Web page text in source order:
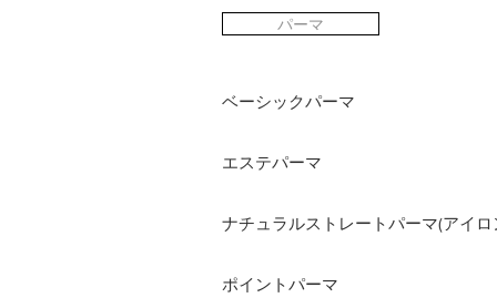
パーマ
ベーシックパーマ
エステパーマ
ナチュラルストレートパーマ(アイ
ポイントパーマ